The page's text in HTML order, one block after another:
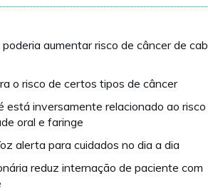
aumentar risco de câncer de
o risco de certos tipos de câncer
está inversamente relacionado ao
oral e faringe
alerta para cuidados no dia a dia
reduz internação de paciente com